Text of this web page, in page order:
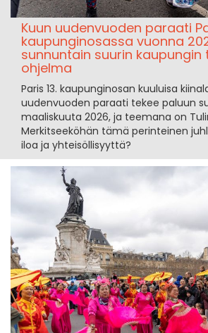
Kuun uudenvuoden paraati
kaupunginosassa vuonna
sunnuntain suurin
ohjelma
Paris 13. kaupunginosan kuuluisa
uudenvuoden paraati tekee paluun
maaliskuuta 2026, ja teemana on
Merkitseeköhän tämä perinteinen
iloa ja yhteisöllisyyttä?